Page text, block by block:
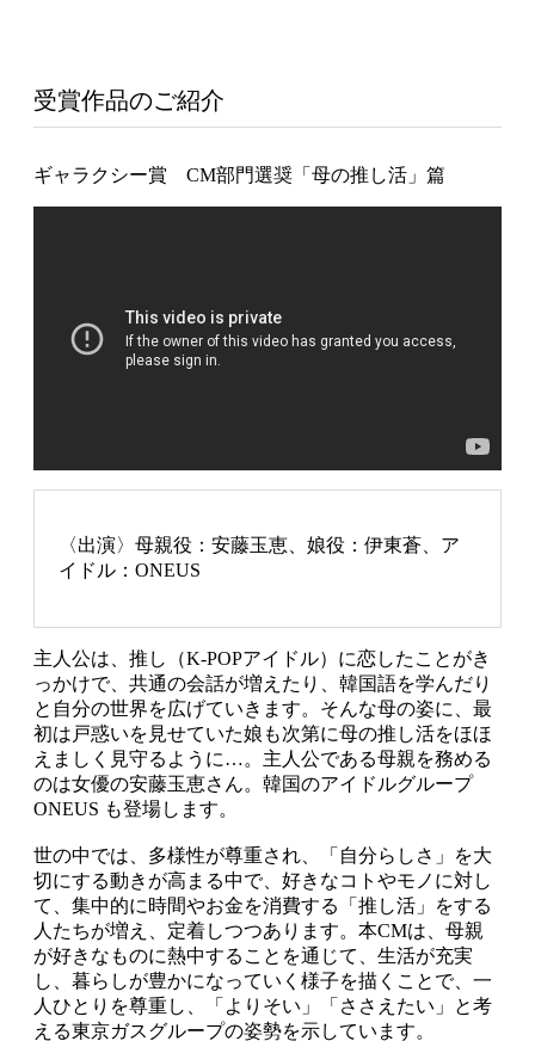
受賞作品のご紹介
ギャラクシー賞 CM部門選奨「母の推し活」篇
〈出演〉母親役：安藤玉恵、娘役：伊東蒼、ア
イドル：ONEUS
主人公は、推し（K-POPアイドル）に恋したことがき
っかけで、共通の会話が増えたり、韓国語を学んだり
と自分の世界を広げていきます。そんな母の姿に、最
初は戸惑いを見せていた娘も次第に母の推し活をほほ
えましく見守るように…。主人公である母親を務める
のは女優の安藤玉恵さん。韓国のアイドルグループ
ONEUS も登場します。
世の中では、多様性が尊重され、「自分らしさ」を大
切にする動きが高まる中で、好きなコトやモノに対し
て、集中的に時間やお金を消費する「推し活」をする
人たちが増え、定着しつつあります。本CMは、母親
が好きなものに熱中することを通じて、生活が充実
し、暮らしが豊かになっていく様子を描くことで、一
人ひとりを尊重し、「よりそい」「ささえたい」と考
える東京ガスグループの姿勢を示しています。